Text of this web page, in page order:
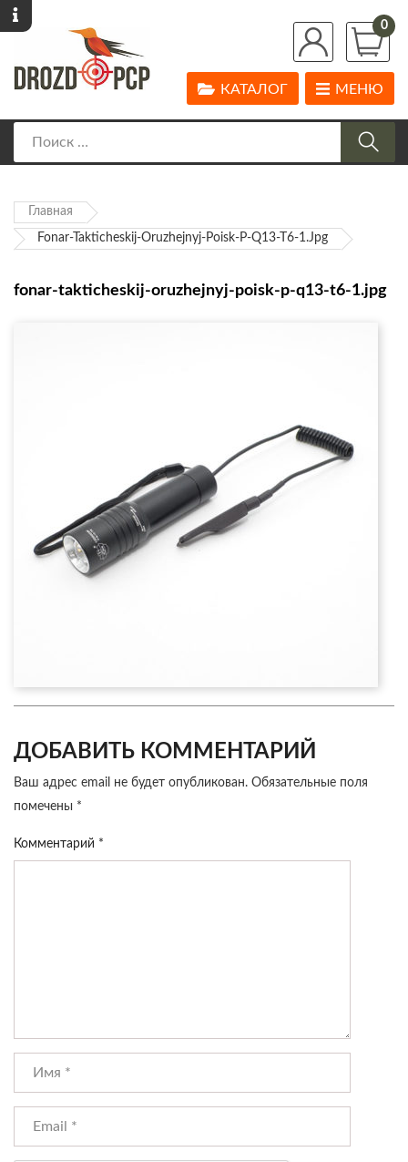
0
МЕНЮ
КАТАЛОГ
Главная
Fonar-Takticheskij-Oruzhejnyj-Poisk-P-Q13-T6-1.jpg
fonar-takticheskij-oruzhejnyj-poisk-p-q13-t6-1.jpg
ДОБАВИТЬ КОММЕНТАРИЙ
Ваш адрес email не будет опубликован. Обязательные поля
помечены *
Комментарий *